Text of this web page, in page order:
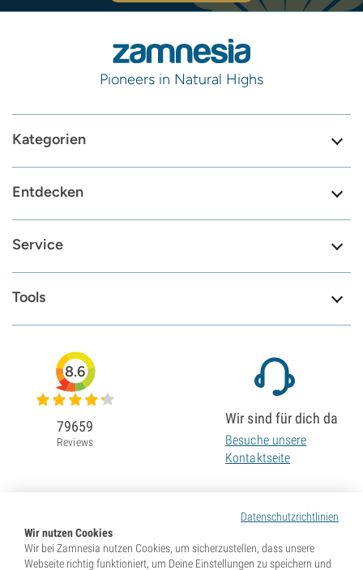
Pioneers in Natural Highs
Kategorien
Entdecken
Service
Tools
Datenschutzrichtlinien
Wir nutzen Cookies
Wir bei Zamnesia nutzen Cookies, um sicherzustellen, dass unsere
Webseite richtig funktioniert, um Deine Einstellungen zu speichern und
8.6
79659
Reviews
Wir sind für dich da
Besuche unsere
Kontaktseite